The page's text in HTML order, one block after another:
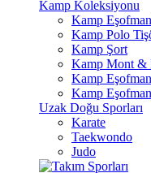
Kamp Koleksiyonu
Kamp Eşofman
Kamp Polo
Kamp Şort
Kamp Mont &
Kamp
Kamp
Uzak Doğu Sporları
Karate
Taekwondo
Judo